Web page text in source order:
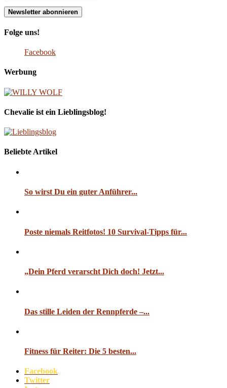
Folge uns!
Facebook
Werbung
Chevalie ist ein Lieblingsblog!
Beliebte Artikel
So wirst Du ein guter Anführer...
Poste niemals Reitfotos! 10 Survival-Tipps für...
„Dein Pferd verarscht Dich doch! Jetzt...
Das stille Leiden der Rennpferde –...
Fitness für Reiter: Die 5 besten...
Facebook
Twitter